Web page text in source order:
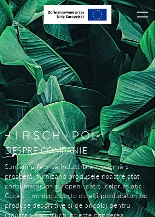
DESPRE COMPANIE
Suntem o fabrică industrială modernă și
prosperă, furnizând produsele noastre atât
consumatorilor europeni, cât și celor asiatici.
Ceea ce ne deosebește de alți producători de
produse decorative și de bricolaj pentru
industria construcțiilor este ponderea